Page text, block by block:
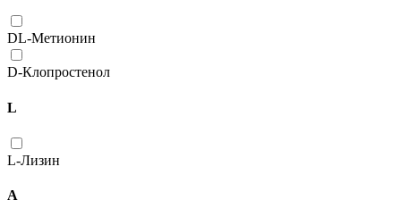
DL-Метионин
D-Клопростенол
L
L-Лизин
А